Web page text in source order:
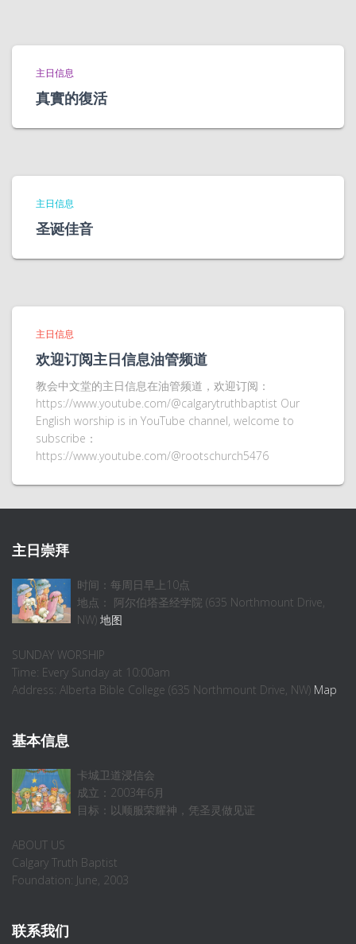
主日信息
真實的復活
主日信息
圣诞佳音
主日信息
欢迎订阅主日信息油管频道
教会中文堂的主日信息在油管频道，欢迎订阅：
https://www.youtube.com/@calgarytruthbaptist Our
English worship is in YouTube channel, welcome to
subscribe：
https://www.youtube.com/@rootschurch5476
主日崇拜
时间：每周日早上10点
地点： 阿尔伯塔圣经学院 (635 Northmount Drive,
NW) 地图
SUNDAY WORSHIP
Time: Every Sunday at 10:00am
Address: Alberta Bible College (635 Northmount Drive, NW) Map
基本信息
卡城卫道浸信会
成立：2003年6月
目标：以顺服荣耀神，凭圣灵做见证
ABOUT US
Calgary Truth Baptist
Foundation: June, 2003
联系我们